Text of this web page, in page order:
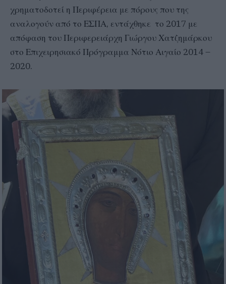
χρηματοδοτεί η Περιφέρεια με πόρους που της
αναλογούν από το ΕΣΠΑ, εντάχθηκε το 2017 με
απόφαση του Περιφερειάρχη Γιώργου Χατζημάρκου
στο Επιχειρησιακό Πρόγραμμα Νότιο Αιγαίο 2014 –
2020.